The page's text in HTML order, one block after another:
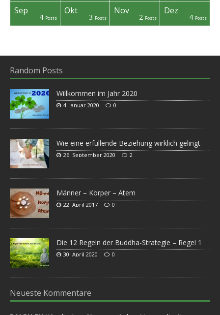
Sep
4 Posts
Okt
3 Posts
Nov
2 Posts
Dez
4 Posts
Random Posts
Willkommen im Jahr 2020
4. Januar 2020 0
Wie eine erfüllende Beziehung wirklich gelingt
26. September 2020 2
Männer – Körper – Atem
22. April 2017 0
Die 12 Regeln der Buddha-Strategie – Regel 1
30. April 2020 0
Neueste Kommentare